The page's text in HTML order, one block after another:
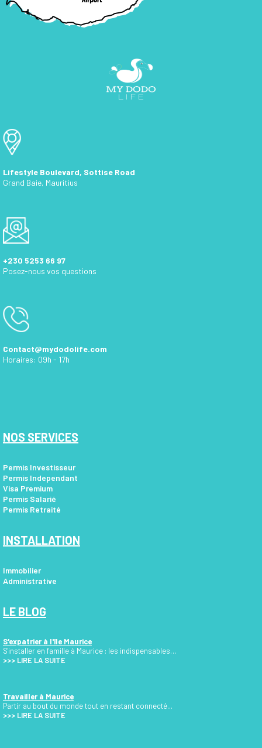
Lifestyle Boulevard, Sottise Road
Grand Baie, Mauritius
+230 5253 66 97
Posez-nous vos questions
Contact@mydodolife.com
Horaires: 09h - 17h
NOS SERVICES
Permis Investisseur
Permis Independant
Visa Premium
Permis Salarié
Permis Retraité
INSTALLATION
Immobilier
Administrative
LE BLOG
S'expatrier à l'île Maurice
S'installer en famille à Maurice : les indispensables…
>>> LIRE LA SUITE
Travailler à Maurice
Partir au bout du monde tout en restant connecté...
>>> LIRE LA SUITE